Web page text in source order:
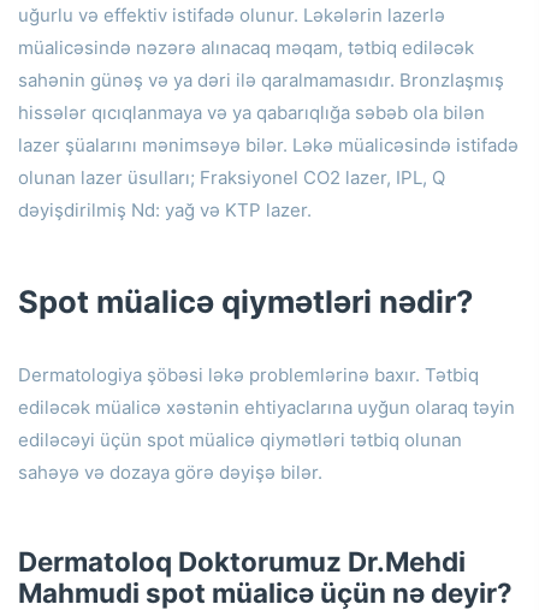
uğurlu və effektiv istifadə olunur. Ləkələrin lazerlə
müalicəsində nəzərə alınacaq məqam, tətbiq ediləcək
sahənin günəş və ya dəri ilə qaralmamasıdır. Bronzlaşmış
hissələr qıcıqlanmaya və ya qabarıqlığa səbəb ola bilən
lazer şüalarını mənimsəyə bilər. Ləkə müalicəsində istifadə
olunan lazer üsulları; Fraksiyonel CO2 lazer, IPL, Q
dəyişdirilmiş Nd: yağ və KTP lazer.
Spot müalicə qiymətləri nədir?
Dermatologiya şöbəsi ləkə problemlərinə baxır. Tətbiq
ediləcək müalicə xəstənin ehtiyaclarına uyğun olaraq təyin
ediləcəyi üçün spot müalicə qiymətləri tətbiq olunan
sahəyə və dozaya görə dəyişə bilər.
Dermatoloq Doktorumuz Dr.Mehdi
Mahmudi spot müalicə üçün nə deyir?